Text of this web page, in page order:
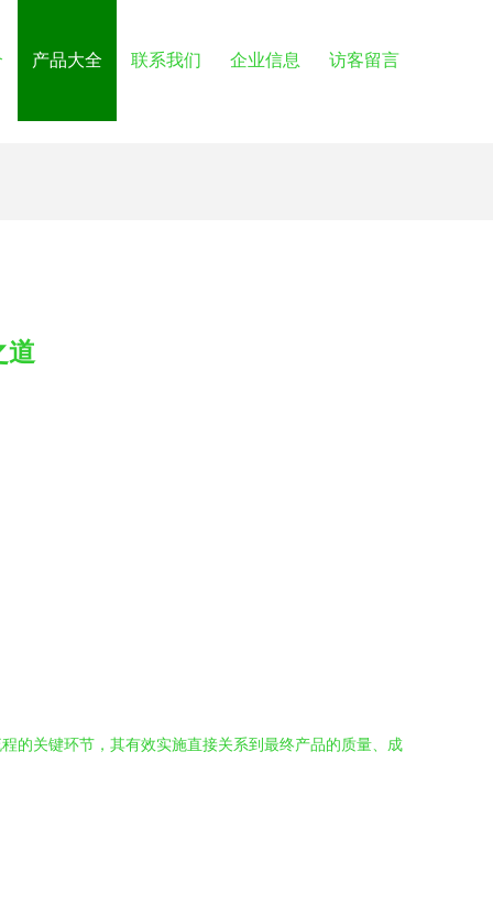
产品大全 联系我们 企业信息 访客留言
道
的关键环节，其有效实施直接关系到最终产品的质量、成